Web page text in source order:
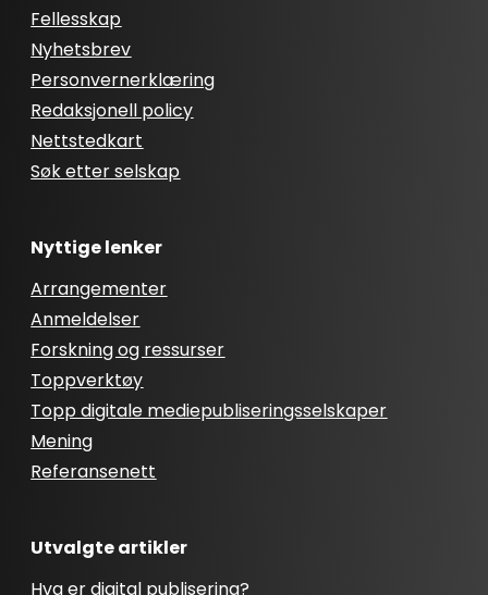
Fellesskap
Nyhetsbrev
Personvernerklæring
Redaksjonell policy
Nettstedkart
Søk etter selskap
Nyttige lenker
Arrangementer
Anmeldelser
Forskning og ressurser
Toppverktøy
Topp digitale mediepubliseringsselskaper
Mening
Referansenett
Utvalgte artikler
Hva er digital publisering?